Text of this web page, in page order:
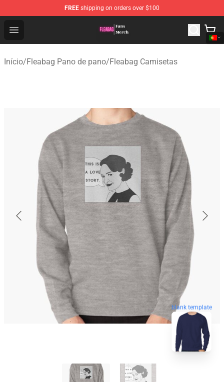
FREE shipping on orders over $100
Open menu
Fleabag Store - Official Fleabag Merchandise Shop
Início/Fleabag Pano de pano/Fleabag Camisetas
blank template